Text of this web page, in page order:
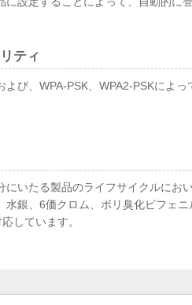
ティ
よび、WPA-PSK、WPA2-PSKによ
にいたる製品のライフサイクルにお
水銀、6価クロム、ポリ臭化ビフェ
しています。